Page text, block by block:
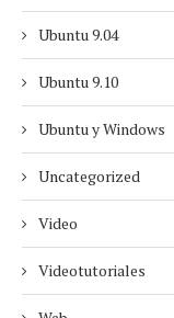
Ubuntu 9.04
Ubuntu 9.10
Ubuntu y Windows
Uncategorized
Video
Videotutoriales